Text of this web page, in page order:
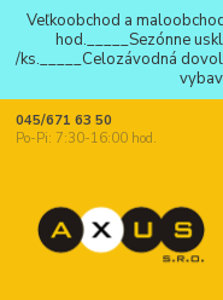
Veľkoobchod a
hod._____Sezónne
/ks._____Celozávodná
045/671 63 50
Po-Pi: 7:30-16:00 hod.